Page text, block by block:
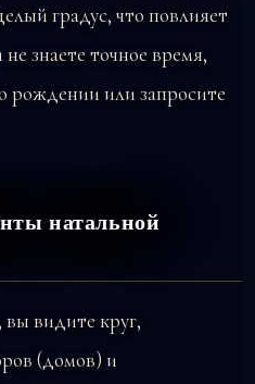
градус, что повлияет
знаете точное время,
рождении или запросите
натальной
вы видите круг,
(домов) и